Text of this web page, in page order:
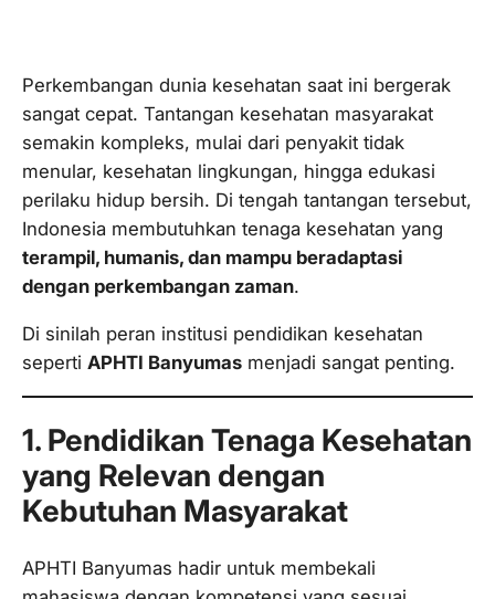
Perkembangan dunia kesehatan saat ini bergerak
sangat cepat. Tantangan kesehatan masyarakat
semakin kompleks, mulai dari penyakit tidak
menular, kesehatan lingkungan, hingga edukasi
perilaku hidup bersih. Di tengah tantangan tersebut,
Indonesia membutuhkan tenaga kesehatan yang
terampil, humanis, dan mampu beradaptasi
dengan perkembangan zaman.
Di sinilah peran institusi pendidikan kesehatan
seperti APHTI Banyumas menjadi sangat penting.
1. Pendidikan Tenaga Kesehatan
yang Relevan dengan
Kebutuhan Masyarakat
APHTI Banyumas hadir untuk membekali